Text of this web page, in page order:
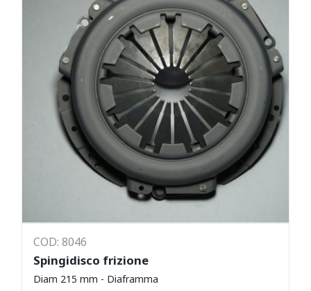
COD: 8046
Spingidisco frizione
Diam 215 mm - Diaframma